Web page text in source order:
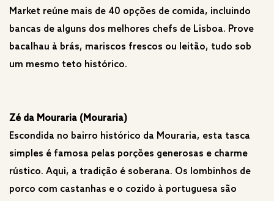
Market reúne mais de 40 opções de comida, incluindo
bancas de alguns dos melhores chefs de Lisboa. Prove
bacalhau à brás, mariscos frescos ou leitão, tudo sob
um mesmo teto histórico.
Zé da Mouraria (Mouraria)
Escondida no bairro histórico da Mouraria, esta tasca
simples é famosa pelas porções generosas e charme
rústico. Aqui, a tradição é soberana. Os lombinhos de
porco com castanhas e o cozido à portuguesa são